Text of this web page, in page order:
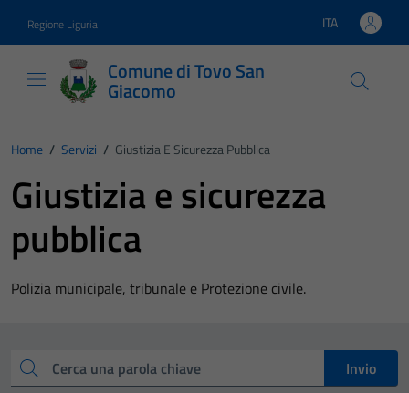
Regione Liguria Lingua attiva:
ITA
Comune di Tovo San
Giacomo
Home / Servizi / Giustizia E Sicurezza Pubblica
Giustizia e sicurezza
pubblica
Polizia municipale, tribunale e Protezione civile.
Cerca una parola chiave
Invio